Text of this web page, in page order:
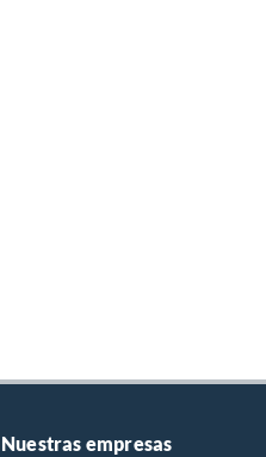
Nuestras empresas